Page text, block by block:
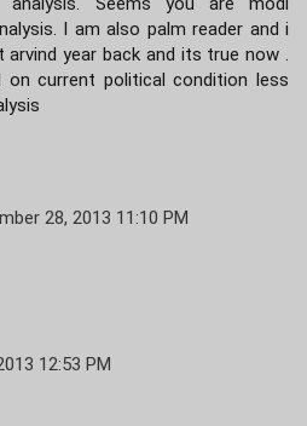
I am also palm reader and i
arvind year back and its true now .
on current political condition less
28, 2013 11:10 PM
12:53 PM